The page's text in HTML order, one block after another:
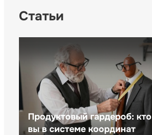
Статьи
Продуктовый гардероб: кто
вы в системе координат